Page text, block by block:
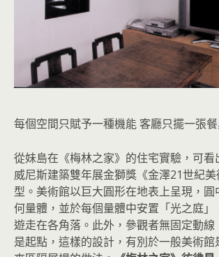
每個空間只賦予一種機能 客廳只擺一張
從妹島在《梅林之家》的住宅實驗，可看
威尼斯建築雙年展金獅獎《金澤21世紀
型。美術館以巨大圓形在地表上呈現，
何量體，並於每個量體中安置「光之庭
遊走在各角落。此外，參觀者無固定動
是起點，這樣的設計，有別於一般美術館